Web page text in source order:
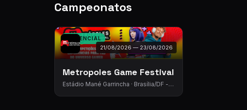
Campeonatos
PRESENCIAL
21/08/2026 — 23/08/2026
Metropoles Game Festival
Estádio Mané Garrincha · Brasília/DF -